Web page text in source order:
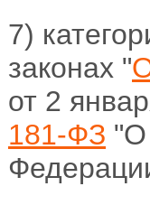
7)
законах "
от 2
181-ФЗ "О